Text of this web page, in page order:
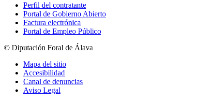
Perfil del contratante
Portal de Gobierno Abierto
Factura electrónica
Portal de Empleo Público
© Diputación Foral de Álava
Mapa del sitio
Accesibilidad
Canal de denuncias
Aviso Legal